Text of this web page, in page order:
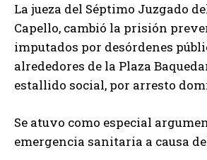
La jueza del Séptimo Juzgado
Capello, cambió la prisión
imputados por desórdenes
alrededores de la Plaza
estallido social, por arresto
Se atuvo como especial
emergencia sanitaria a causa